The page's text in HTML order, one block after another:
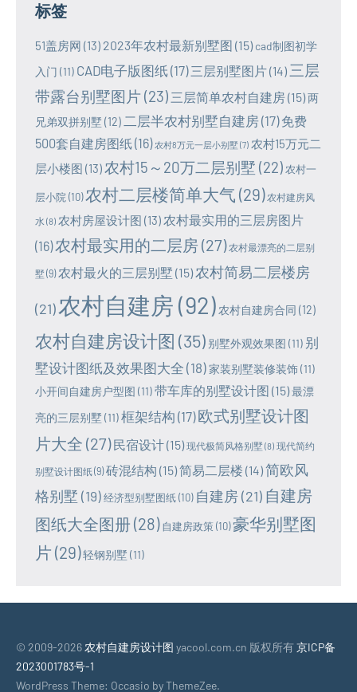
标签
51盖房网 (13) 2023年农村最新别墅图 (15) cad制图初学
入门 (11) CAD电子版图纸(17) 三层别墅图片(14) 三层
带露台别墅图片 (23) 三层简单农村自建房(15)两
兄弟双拼别墅 (12) 二层半农村别墅自建房(17) 免费
500套自建房图纸(16) 农村8万元一层小别墅(7) 农村15万元二
层小楼图 (13)农村15～20万二层别墅 (22) 农村一
层小院 (10)农村二层楼简单大气 (29) 农村建房风
水 (8) 农村房屋设计图 (13) 农村最实用的三层房图片
(16)农村最实用的二层房 (27) 农村最漂亮的二层别
墅(9) 农村最火的三层别墅 (15)农村简易二层楼房
(21)农村自建房 (92) 农村自建房合同 (12)
农村自建房设计图 (35) 别墅外观效果图 (11) 别
墅设计图纸及效果图大全 (18)家装别墅装修装饰(11)
小开间自建房户型图 (11)带车库的别墅设计图 (15)最漂
亮的三层别墅 (11)框架结构 (17) 欧式别墅设计图
片大全 (27) 民宿设计(15) 现代极简风格别墅(8) 现代简约
别墅设计图纸(9) 砖混结构 (15)简易二层楼 (14)简欧风
格别墅 (19)经济型别墅图纸(10) 自建房(21) 自建房
图纸大全图册 (28) 自建房政策(10)豪华别墅图
片 (29)轻钢别墅 (11)
© 2009-2026 农村自建房设计图 yacool.com.cn 版权所有京ICP备
2023001783号-1
WordPress Theme: Occasio by ThemeZee.